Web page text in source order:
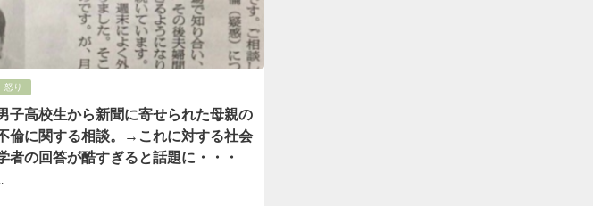
怒り
子高校生から新聞に寄せられた母親の
倫に関する相談。→これに対する社会
者の回答が酷すぎると話題に・・・